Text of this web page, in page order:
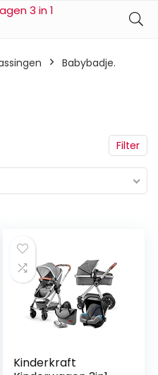
‎Babybadje.
Filter
Kinderkraft